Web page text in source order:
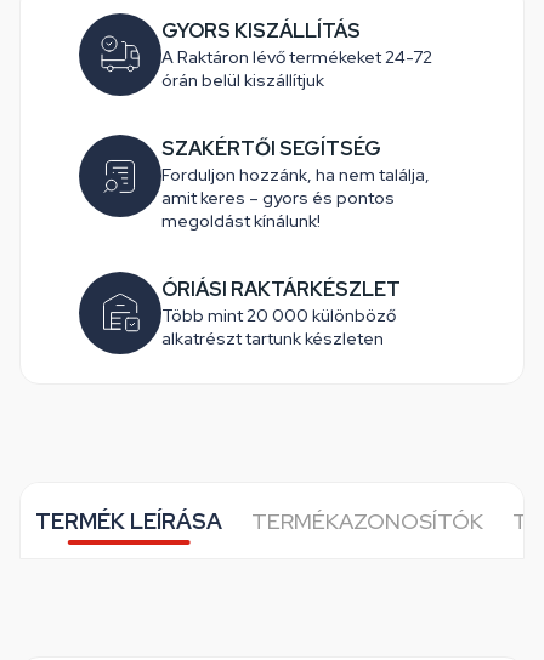
GYORS KISZÁLLÍTÁS
A Raktáron lévő termékeket 24-72
órán belül kiszállítjuk
SZAKÉRTŐI SEGÍTSÉG
Forduljon hozzánk, ha nem találja,
amit keres – gyors és pontos
megoldást kínálunk!
ÓRIÁSI RAKTÁRKÉSZLET
Több mint 20 000 különböző
alkatrészt tartunk készleten
TERMÉK LEÍRÁSA TERMÉKAZONOSÍTÓK